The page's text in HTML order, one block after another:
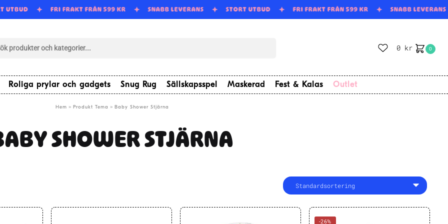
UTBUD FRI FRAKT FRÅN 599 KR SNABB LEVERANS STORT UTBUD FRI FRAKT FRÅN 599 KR SNABB LEVERANS
0 kr 0
Roliga prylar och gadgets Snug Rug Sällskapsspel Maskerad Fest & Kalas Outlet
Hem » Produkt Tema » Baby Shower Stjärna
SHOWER STJÄRNA
-26%